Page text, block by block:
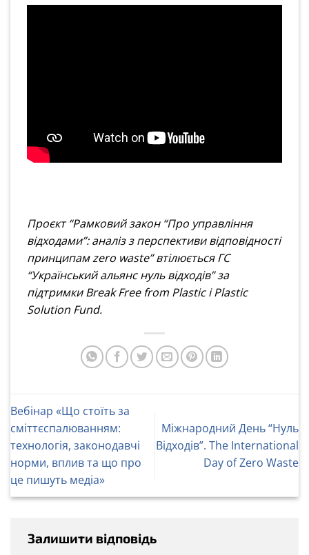
Проєкт “Рамковий закон “Про управління
відходами”: аналіз з перспективи відповідності
принципам zero waste” втілюється ГС
“Український альянс нуль відходів” за
підтримки Break Free from Plastic i Plastic
Solution Fund.
Вебінар «Що стоїть за
сміттєспалюванням:
технологія, законодавчі
норми, вплив та що про
це пишуть медіа»
Міжнародний День “Нуль
Відходів”. The International
Day of Zero Waste
Залишити відповідь